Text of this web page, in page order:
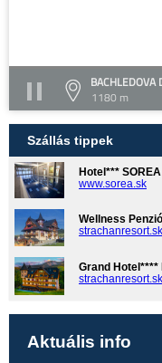
BACHLEDOVA
1180 m
Szállás tippek
Hotel***
www.sorea.sk
Wellness
strachanresort.sk
Grand
strachanresort.sk
Aktuális info